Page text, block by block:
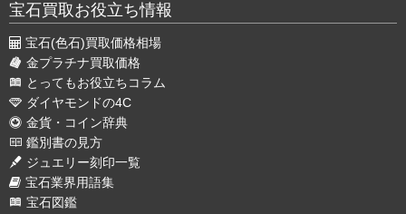
宝石買取お役立ち情報
宝石(色石)買取価格相場
金プラチナ買取価格
とってもお役立ちコラム
ダイヤモンドの4C
金貨・コイン辞典
鑑別書の見方
ジュエリー刻印一覧
宝石業界用語集
宝石図鑑